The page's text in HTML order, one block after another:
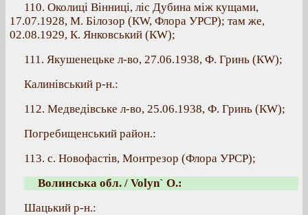
110. Околиці Вінниці, ліс Дубина між кущами,
17.07.1928, М. Білозор (КW, Флора УРСР); там же,
02.08.1929, К. Янковський (КW);
111. Якушенецьке л-во, 27.06.1938, Ф. Гринь (КW);
Калинівський р-н.:
112. Медведівське л-во, 25.06.1938, Ф. Гринь (КW);
Погребищенський район.:
113. с. Новофастів, Монтрезор (Флора УРСР);
Волинська обл. / Volyn` O.:
Шацький р-н.: